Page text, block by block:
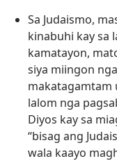
Sa Judaismo,
kinabuhi kay sa
kamatayon,
siya miingon
lalom nga
Diyos kay sa
“bisag ang
wala kaayo